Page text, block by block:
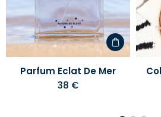
d'envies
Parfum Eclat De Mer
38 €